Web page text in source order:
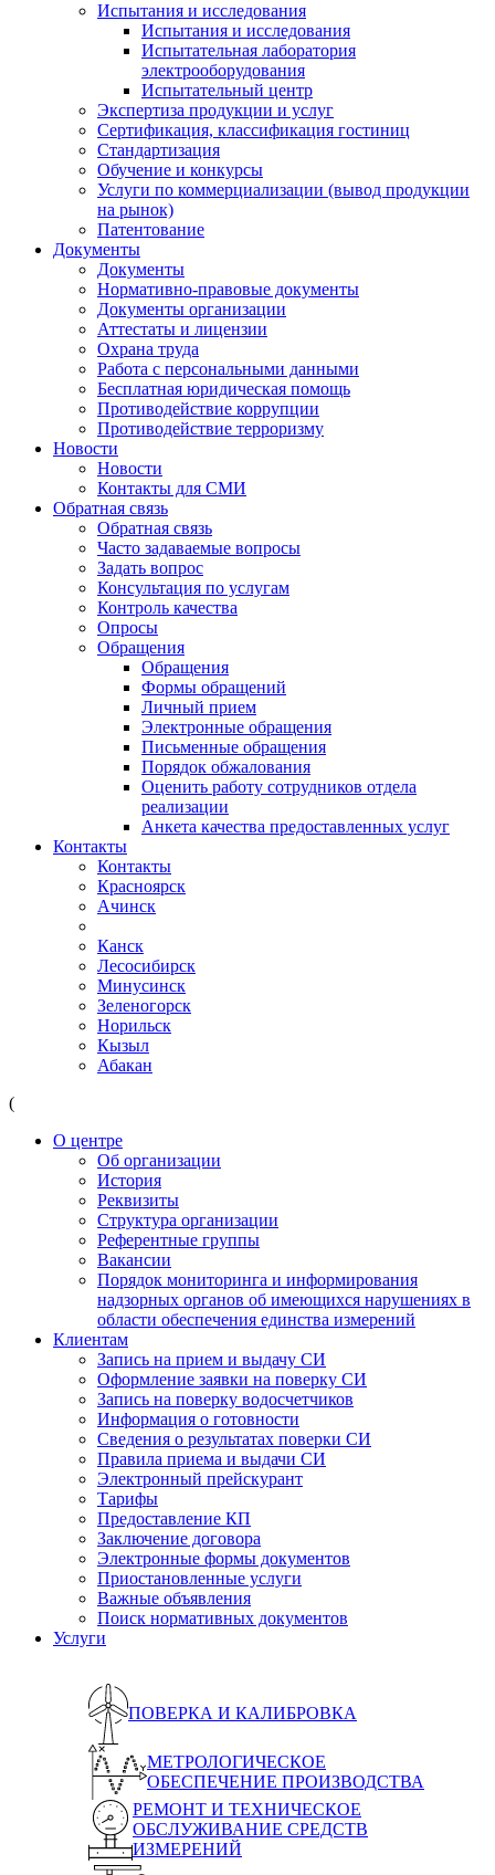
Испытания и исследования
Испытания и исследования
Испытательная лаборатория
электрооборудования
Испытательный центр
Экспертиза продукции и услуг
Сертификация, классификация гостиниц
Стандартизация
Обучение и конкурсы
Услуги по коммерциализации (вывод продукции
на рынок)
Патентование
Документы
Документы
Нормативно-правовые документы
Документы организации
Аттестаты и лицензии
Охрана труда
Работа с персональными данными
Бесплатная юридическая помощь
Противодействие коррупции
Противодействие терроризму
Новости
Новости
Контакты для СМИ
Обратная связь
Обратная связь
Часто задаваемые вопросы
Задать вопрос
Консультация по услугам
Контроль качества
Опросы
Обращения
Обращения
Формы обращений
Личный прием
Электронные обращения
Письменные обращения
Порядок обжалования
Оценить работу сотрудников отдела
реализации
Анкета качества предоставленных услуг
Контакты
Контакты
Красноярск
Ачинск
Канск
Лесосибирск
Минусинск
Зеленогорск
Норильск
Кызыл
Абакан
(
О центре
Об организации
История
Реквизиты
Структура организации
Референтные группы
Вакансии
Порядок мониторинга и информирования
надзорных органов об имеющихся нарушениях в
области обеспечения единства измерений
Клиентам
Запись на прием и выдачу СИ
Оформление заявки на поверку СИ
Запись на поверку водосчетчиков
Информация о готовности
Сведения о результатах поверки СИ
Правила приема и выдачи СИ
Электронный прейскурант
Тарифы
Предоставление КП
Заключение договора
Электронные формы документов
Приостановленные услуги
Важные объявления
Поиск нормативных документов
Услуги
ПОВЕРКА И КАЛИБРОВКА
МЕТРОЛОГИЧЕСКОЕ
ОБЕСПЕЧЕНИЕ ПРОИЗВОДСТВА
РЕМОНТ И ТЕХНИЧЕСКОЕ
ОБСЛУЖИВАНИЕ СРЕДСТВ
ИЗМЕРЕНИЙ